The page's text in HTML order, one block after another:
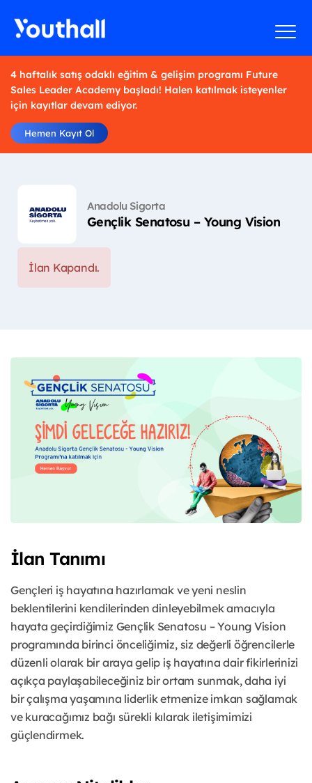
4 haftalık satış odaklı eğitim & gelişim programı Future
Sales Leader Academy başladı! Halen katılmak isteyenler
için kayıtlar devam ediyor.
Hemen Kayıt Ol
Anadolu Sigorta
Gençlik Senatosu – Young Vision
İlan Kapandı.
İlan Tanımı
Gençleri iş hayatına hazırlamak ve yeni neslin
beklentilerini kendilerinden dinleyebilmek amacıyla
hayata geçirdiğimiz Gençlik Senatosu – Young Vision
programında birinci önceliğimiz, siz değerli öğrencilerle
düzenli olarak bir araya gelip iş hayatına dair fikirlerinizi
açıkça paylaşabileceğiniz bir ortam sunmak, daha iyi
bir çalışma yaşamına liderlik etmenize imkan sağlamak
ve kuracağımız bağı sürekli kılarak iletişimimizi
güçlendirmek.